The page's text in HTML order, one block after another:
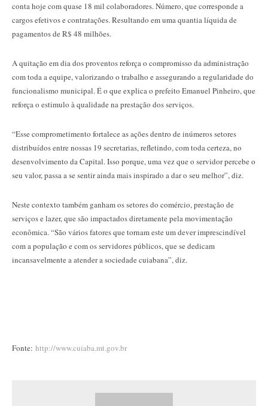
conta hoje com quase 18 mil colaboradores. Número, que corresponde a
cargos efetivos e contratações. Resultando em uma quantia líquida de
pagamentos de R$ 48 milhões.
A quitação em dia dos proventos reforça o compromisso da administração
com toda a equipe, valorizando o trabalho e assegurando a regularidade do
funcionalismo municipal. É o que explica o prefeito Emanuel Pinheiro, que
reforça o estimulo à qualidade na prestação dos serviços.
“Esse comprometimento fortalece as ações dentro de inúmeros setores
distribuídos entre nossas 19 secretarias, refletindo, com toda certeza, no
desenvolvimento da Capital. Isso porque, uma vez que o servidor percebe o
seu valor, passa a se sentir ainda mais inspirado a dar o seu melhor”, diz.
Neste contexto também ganham os setores do comércio, prestação de
serviços e lazer, que são impactados diretamente pela movimentação
econômica. “São vários fatores que tornam este um dever imprescindível
com a população e com os servidores públicos, que se dedicam
incansavelmente a atender a sociedade cuiabana”, diz.
Fonte: http://www.cuiaba.mt.gov.br